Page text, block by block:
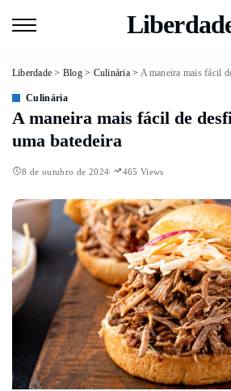
Liberdade > Blog> Culinária> A maneira mais fácil de
Culinária
A maneira mais fácil de
uma batedeira
8 de outubro de 2024 465 Views